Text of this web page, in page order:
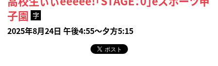
子園 字
2025年8月24日 午後4:55～夕方5:15